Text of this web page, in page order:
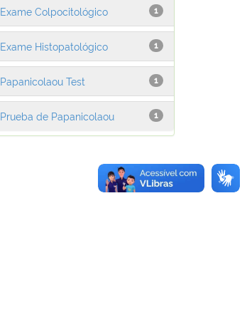
1
Exame Colpocitológico
1
Exame Histopatológico
1
Papanicolaou Test
1
Prueba de Papanicolaou